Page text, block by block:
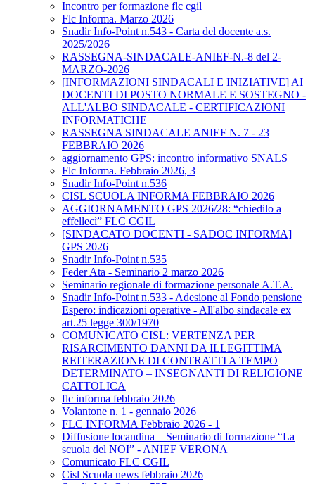
Incontro per formazione flc cgil
Flc Informa. Marzo 2026
Snadir Info-Point n.543 - Carta del docente a.s.
2025/2026
RASSEGNA-SINDACALE-ANIEF-N.-8 del 2-
MARZO-2026
[INFORMAZIONI SINDACALI E INIZIATIVE] AI
DOCENTI DI POSTO NORMALE E SOSTEGNO -
ALL'ALBO SINDACALE - CERTIFICAZIONI
INFORMATICHE
RASSEGNA SINDACALE ANIEF N. 7 - 23
FEBBRAIO 2026
aggiornamento GPS: incontro informativo SNALS
Flc Informa. Febbraio 2026, 3
Snadir Info-Point n.536
CISL SCUOLA INFORMA FEBBRAIO 2026
AGGIORNAMENTO GPS 2026/28: “chiedilo a
effellecì” FLC CGIL
[SINDACATO DOCENTI - SADOC INFORMA]
GPS 2026
Snadir Info-Point n.535
Feder Ata - Seminario 2 marzo 2026
Seminario regionale di formazione personale A.T.A.
Snadir Info-Point n.533 - Adesione al Fondo pensione
Espero: indicazioni operative - All'albo sindacale ex
art.25 legge 300/1970
COMUNICATO CISL: VERTENZA PER
RISARCIMENTO DANNI DA ILLEGITTIMA
REITERAZIONE DI CONTRATTI A TEMPO
DETERMINATO – INSEGNANTI DI RELIGIONE
CATTOLICA
flc informa febbraio 2026
Volantone n. 1 - gennaio 2026
FLC INFORMA Febbraio 2026 - 1
Diffusione locandina – Seminario di formazione “La
scuola del NOI” - ANIEF VERONA
Comunicato FLC CGIL
Cisl Scuola news febbraio 2026